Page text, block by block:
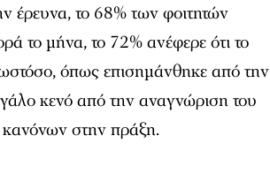
έρευνα, το 68% των φοιτητών
το μήνα, το 72% ανέφερε ότι το
όπως επισημάνθηκε από την
κενό από την αναγνώριση του
στην πράξη.